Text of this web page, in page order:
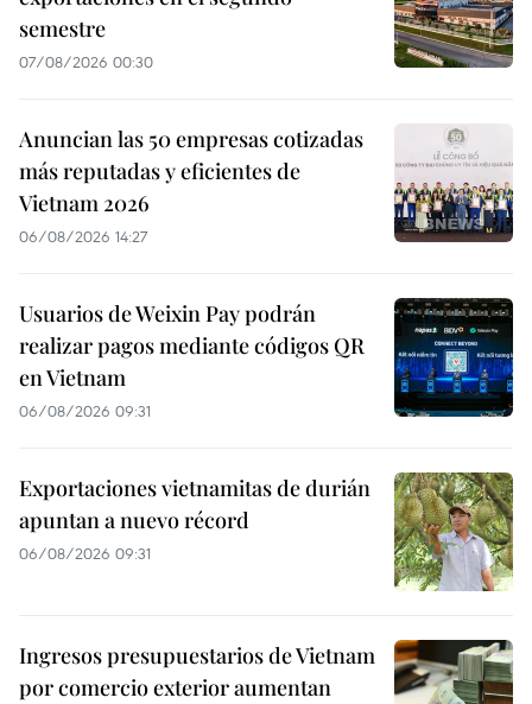
semestre
07/08/2026 00:30
Anuncian las 50 empresas cotizadas
más reputadas y eficientes de
Vietnam 2026
06/08/2026 14:27
Usuarios de Weixin Pay podrán
realizar pagos mediante códigos QR
en Vietnam
06/08/2026 09:31
Exportaciones vietnamitas de durián
apuntan a nuevo récord
06/08/2026 09:31
Ingresos presupuestarios de Vietnam
por comercio exterior aumentan